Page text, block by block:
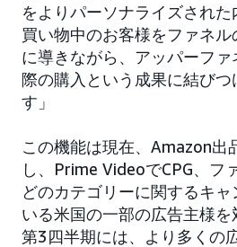
をよりパーソナライズされ
買い物中のお客様をファネ
に導きながら、アッパーフ
際の購入という成果に結びつ
す」
この機能は現在、Amazon出
し、Prime VideoでCPG、フ
どのカテゴリーに関するキ
いる米国の一部の広告主様を
第3四半期には、より多くの